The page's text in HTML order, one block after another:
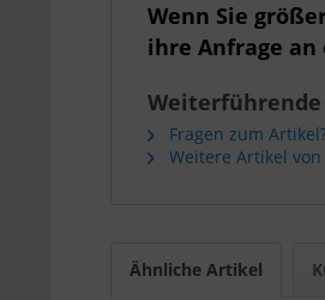
Wenn Sie
ihre Anfrage an
Weiterführende
Fragen zum
Weitere Artikel
Ähnliche Artikel